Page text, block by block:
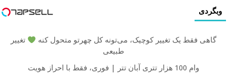
وبگردی
گاهی فقط یک تغییر کوچیک، می‌تونه کل چهرتو متحول کنه
تغییر
طبیعی
وام 100 هزار تتری آبان تتر | فوری، فقط با احراز هویت